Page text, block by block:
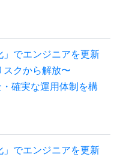
」でエンジニアを更新
クから解放〜
確実な運用体制を構
」でエンジニアを更新